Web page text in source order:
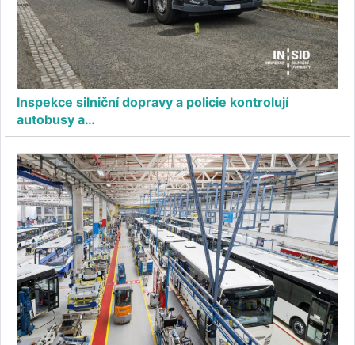
Inspekce silniční dopravy a policie kontrolují
autobusy a…